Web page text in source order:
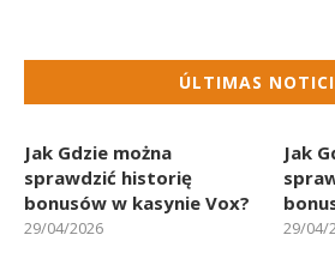
ÚLTIMAS
Jak Gdzie można
sprawdzić historię
bonusów w kasynie Vox?
29/04/2026
Jak
29/04/